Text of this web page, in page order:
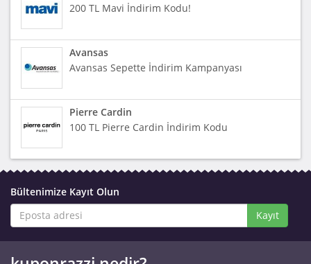
200 TL Mavi İndirim Kodu!
Avansas
Avansas Sepette İndirim Kampanyası
Pierre Cardin
100 TL Pierre Cardin İndirim Kodu
Bültenimize Kayıt Olun
Kayıt